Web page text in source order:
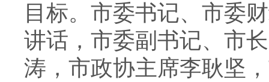
目标。市委书记、市委
讲话，市委副书记、市
涛，市政协主席李耿坚